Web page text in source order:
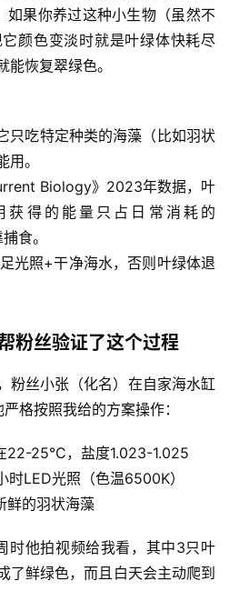
如果你养过这种小生物（虽然不
颜色变淡时就是叶绿体快耗尽
恢复翠绿色。
只吃特定种类的海藻（比如羽状
。
Biology》2023年数据，叶
获得的能量只占日常消耗的
食。
光照+干净海水，否则叶绿体退
粉丝验证了这个过程
粉丝小张（化名）在自家海水缸
格按照我给的方案操作：
22-25°C，盐度1.023-1.025
时LED光照（色温6500K）
鲜的羽状海藻
时他拍视频给我看，其中3只叶
了鲜绿色，而且白天会主动爬到